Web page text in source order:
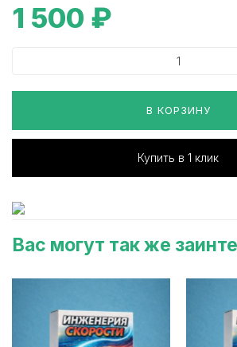
1 500 ₽
В КОРЗИНУ
Купить в 1 клик
Вас могут так же